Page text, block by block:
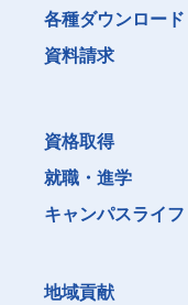
各種ダウンロード
資料請求
資格取得
就職・進学
キャンパスライフ
地域貢献